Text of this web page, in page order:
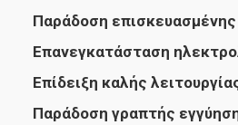
Παράδοση
Επανεγκατάσταση
Επίδειξη καλής
Παράδοση γραπτής